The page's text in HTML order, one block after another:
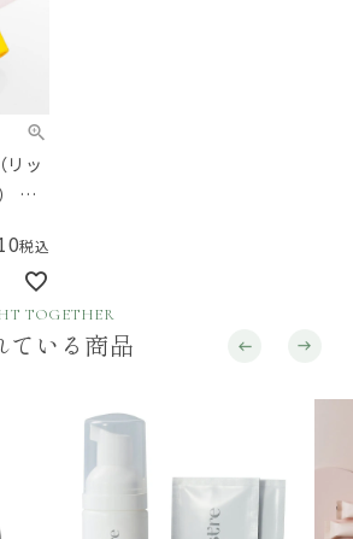
リッ
ク
ソ
税込
TOGETHER
ている商品